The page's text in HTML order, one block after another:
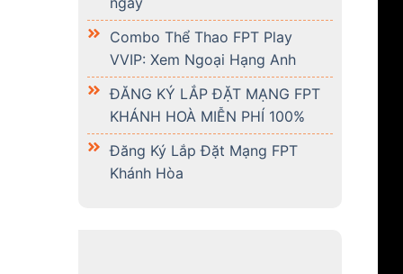
Combo Thể Thao FPT Play
VVIP: Xem Ngoại Hạng Anh
ĐĂNG KÝ LẮP ĐẶT MẠNG FPT
KHÁNH HOÀ MIỄN PHÍ 100%
Đăng Ký Lắp Đặt Mạng FPT
Khánh Hòa